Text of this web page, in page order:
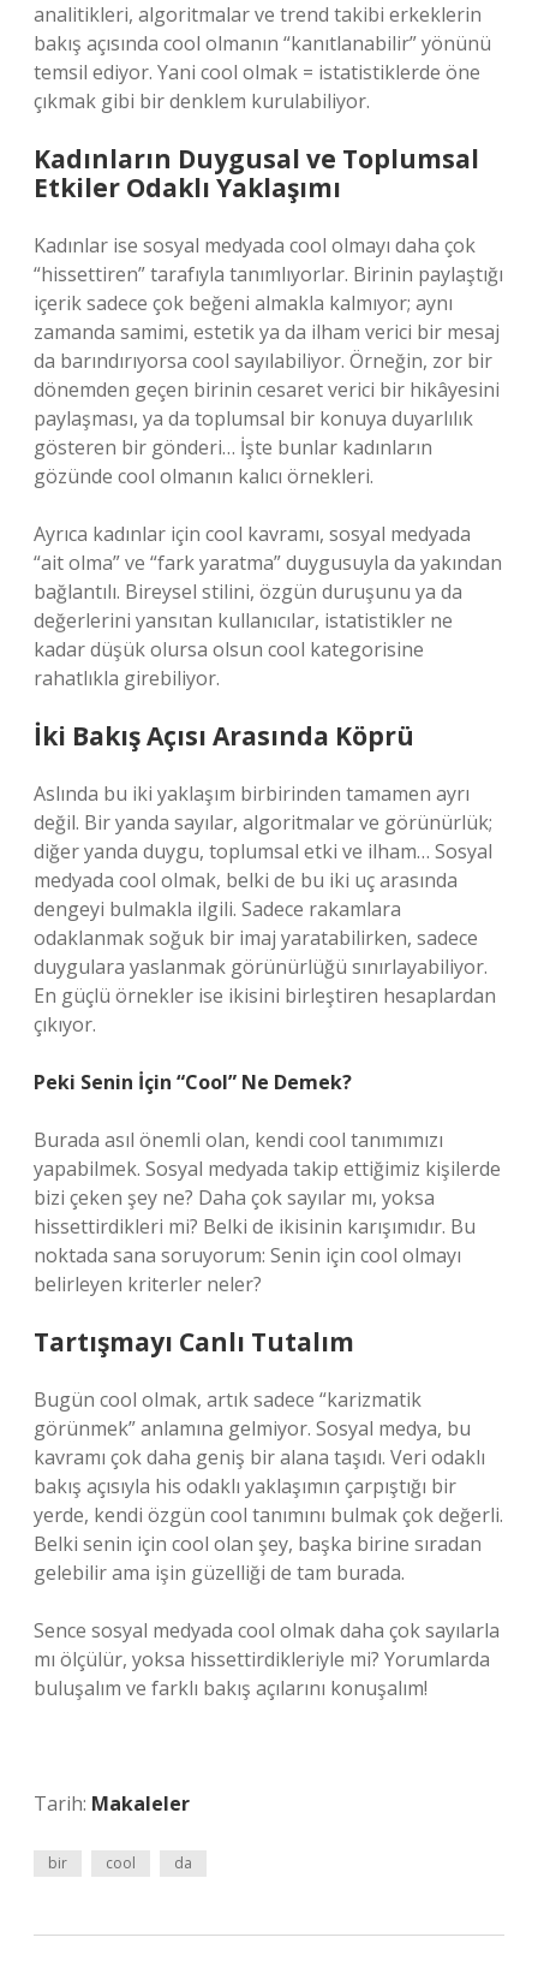
analitikleri, algoritmalar ve trend takibi erkeklerin
bakış açısında cool olmanın “kanıtlanabilir” yönünü
temsil ediyor. Yani cool olmak = istatistiklerde öne
çıkmak gibi bir denklem kurulabiliyor.
Kadınların Duygusal ve Toplumsal
Etkiler Odaklı Yaklaşımı
Kadınlar ise sosyal medyada cool olmayı daha çok
“hissettiren” tarafıyla tanımlıyorlar. Birinin paylaştığı
içerik sadece çok beğeni almakla kalmıyor; aynı
zamanda samimi, estetik ya da ilham verici bir mesaj
da barındırıyorsa cool sayılabiliyor. Örneğin, zor bir
dönemden geçen birinin cesaret verici bir hikâyesini
paylaşması, ya da toplumsal bir konuya duyarlılık
gösteren bir gönderi… İşte bunlar kadınların
gözünde cool olmanın kalıcı örnekleri.
Ayrıca kadınlar için cool kavramı, sosyal medyada
“ait olma” ve “fark yaratma” duygusuyla da yakından
bağlantılı. Bireysel stilini, özgün duruşunu ya da
değerlerini yansıtan kullanıcılar, istatistikler ne
kadar düşük olursa olsun cool kategorisine
rahatlıkla girebiliyor.
İki Bakış Açısı Arasında Köprü
Aslında bu iki yaklaşım birbirinden tamamen ayrı
değil. Bir yanda sayılar, algoritmalar ve görünürlük;
diğer yanda duygu, toplumsal etki ve ilham… Sosyal
medyada cool olmak, belki de bu iki uç arasında
dengeyi bulmakla ilgili. Sadece rakamlara
odaklanmak soğuk bir imaj yaratabilirken, sadece
duygulara yaslanmak görünürlüğü sınırlayabiliyor.
En güçlü örnekler ise ikisini birleştiren hesaplardan
çıkıyor.
Peki Senin İçin “Cool” Ne Demek?
Burada asıl önemli olan, kendi cool tanımımızı
yapabilmek. Sosyal medyada takip ettiğimiz kişilerde
bizi çeken şey ne? Daha çok sayılar mı, yoksa
hissettirdikleri mi? Belki de ikisinin karışımıdır. Bu
noktada sana soruyorum: Senin için cool olmayı
belirleyen kriterler neler?
Tartışmayı Canlı Tutalım
Bugün cool olmak, artık sadece “karizmatik
görünmek” anlamına gelmiyor. Sosyal medya, bu
kavramı çok daha geniş bir alana taşıdı. Veri odaklı
bakış açısıyla his odaklı yaklaşımın çarpıştığı bir
yerde, kendi özgün cool tanımını bulmak çok değerli.
Belki senin için cool olan şey, başka birine sıradan
gelebilir ama işin güzelliği de tam burada.
Sence sosyal medyada cool olmak daha çok sayılarla
mı ölçülür, yoksa hissettirdikleriyle mi? Yorumlarda
buluşalım ve farklı bakış açılarını konuşalım!
Tarih: Makaleler
bir cool da